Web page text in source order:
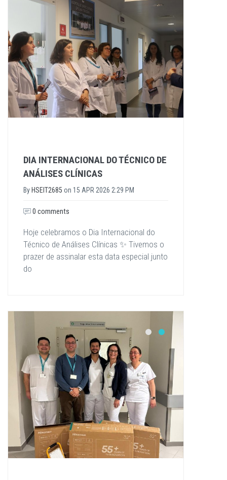
DIA INTERNACIONAL DO TÉCNICO DE
ANÁLISES CLÍNICAS
By HSEIT2685 on 15 APR 2026 2:29 PM
0 comments
Hoje celebramos o Dia Internacional do
Técnico de Análises Clínicas ✨ Tivemos o
prazer de assinalar esta data especial junto
do